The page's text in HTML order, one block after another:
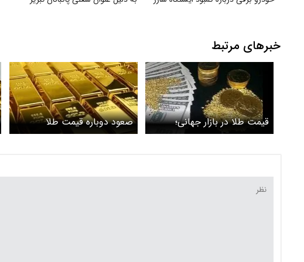
خبرهای مرتبط
قیمت طلا در بازار جهانی؛
سه‌شنبه ۲۸ اسفند
صعود دوباره قیمت طلا